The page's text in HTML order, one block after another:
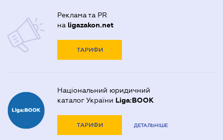
Реклама та PR
на ligazakon.net
ТАРИФИ
Національний юридичний
каталог України Liga:BOOK
ТАРИФИ ДЕТАЛЬНІШЕ